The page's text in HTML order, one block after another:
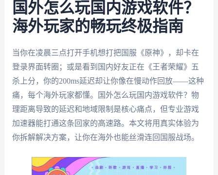
国外怎么玩国内游戏软件？
海外玩家的畅玩终极指南
当你在凌晨三点打开手机想打把国服《原神》，却卡在
登录界面转圈；或是看到国内好友正在《王者荣耀》五
杀上分，你的200ms延迟却让你像在慢动作回放——这种
痛，每个海外玩家都懂。国外怎么玩国内游戏软件？物
理距离导致的延迟和地域限制是核心痛点，但专业游戏
加速器能打通这条回家的高速路。本文将用真实体验为
你拆解解决方案，让你在海外也能丝滑连回国服战场。